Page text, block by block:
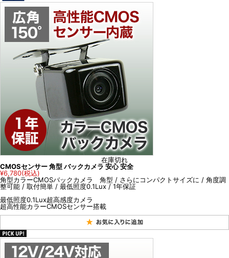
在庫切れ
CMOSセンサー 角型 バックカメラ 安心 安全
¥6,780(税込)
角型カラーCMOSバックカメラ 角型 / さらにコンパクトサイズに / 角度調
整可能 / 取付簡単 / 最低照度0.1Lux / 1年保証
最低照度0.1Lux超高感度カメラ
超高性能カラーCMOSセンサー搭載